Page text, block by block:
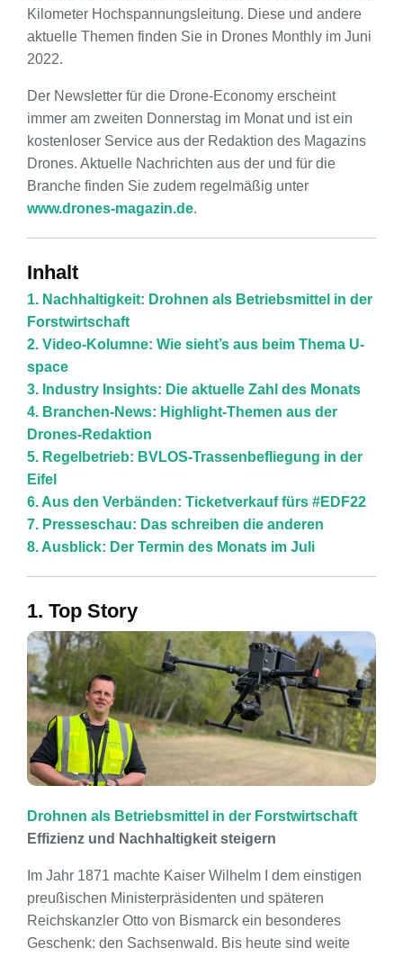
Kilometer Hochspannungsleitung. Diese und andere
aktuelle Themen finden Sie in Drones Monthly im Juni
2022.
Der Newsletter für die Drone-Economy erscheint
immer am zweiten Donnerstag im Monat und ist ein
kostenloser Service aus der Redaktion des Magazins
Drones. Aktuelle Nachrichten aus der und für die
Branche finden Sie zudem regelmäßig unter
www.drones-magazin.de.
Inhalt
1. Nachhaltigkeit: Drohnen als Betriebsmittel in der
Forstwirtschaft
2. Video-Kolumne: Wie sieht’s aus beim Thema U-
space
3. Industry Insights: Die aktuelle Zahl des Monats
4. Branchen-News: Highlight-Themen aus der
Drones-Redaktion
5. Regelbetrieb: BVLOS-Trassenbefliegung in der
Eifel
6. Aus den Verbänden: Ticketverkauf fürs #EDF22
7. Presseschau: Das schreiben die anderen
8. Ausblick: Der Termin des Monats im Juli
1. Top Story
Drohnen als Betriebsmittel in der Forstwirtschaft
Effizienz und Nachhaltigkeit steigern
Im Jahr 1871 machte Kaiser Wilhelm I dem einstigen
preußischen Ministerpräsidenten und späteren
Reichskanzler Otto von Bismarck ein besonderes
Geschenk: den Sachsenwald. Bis heute sind weite